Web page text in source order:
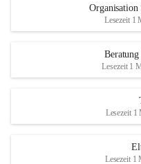
Zielschießen mit
bewiesen werden musste.
Niemand blieb trocken, und die
Abkühlung bei sommerlichen
Lesezeit 1
Lesezeit 1
Lesezeit 1
Lesezeit 1